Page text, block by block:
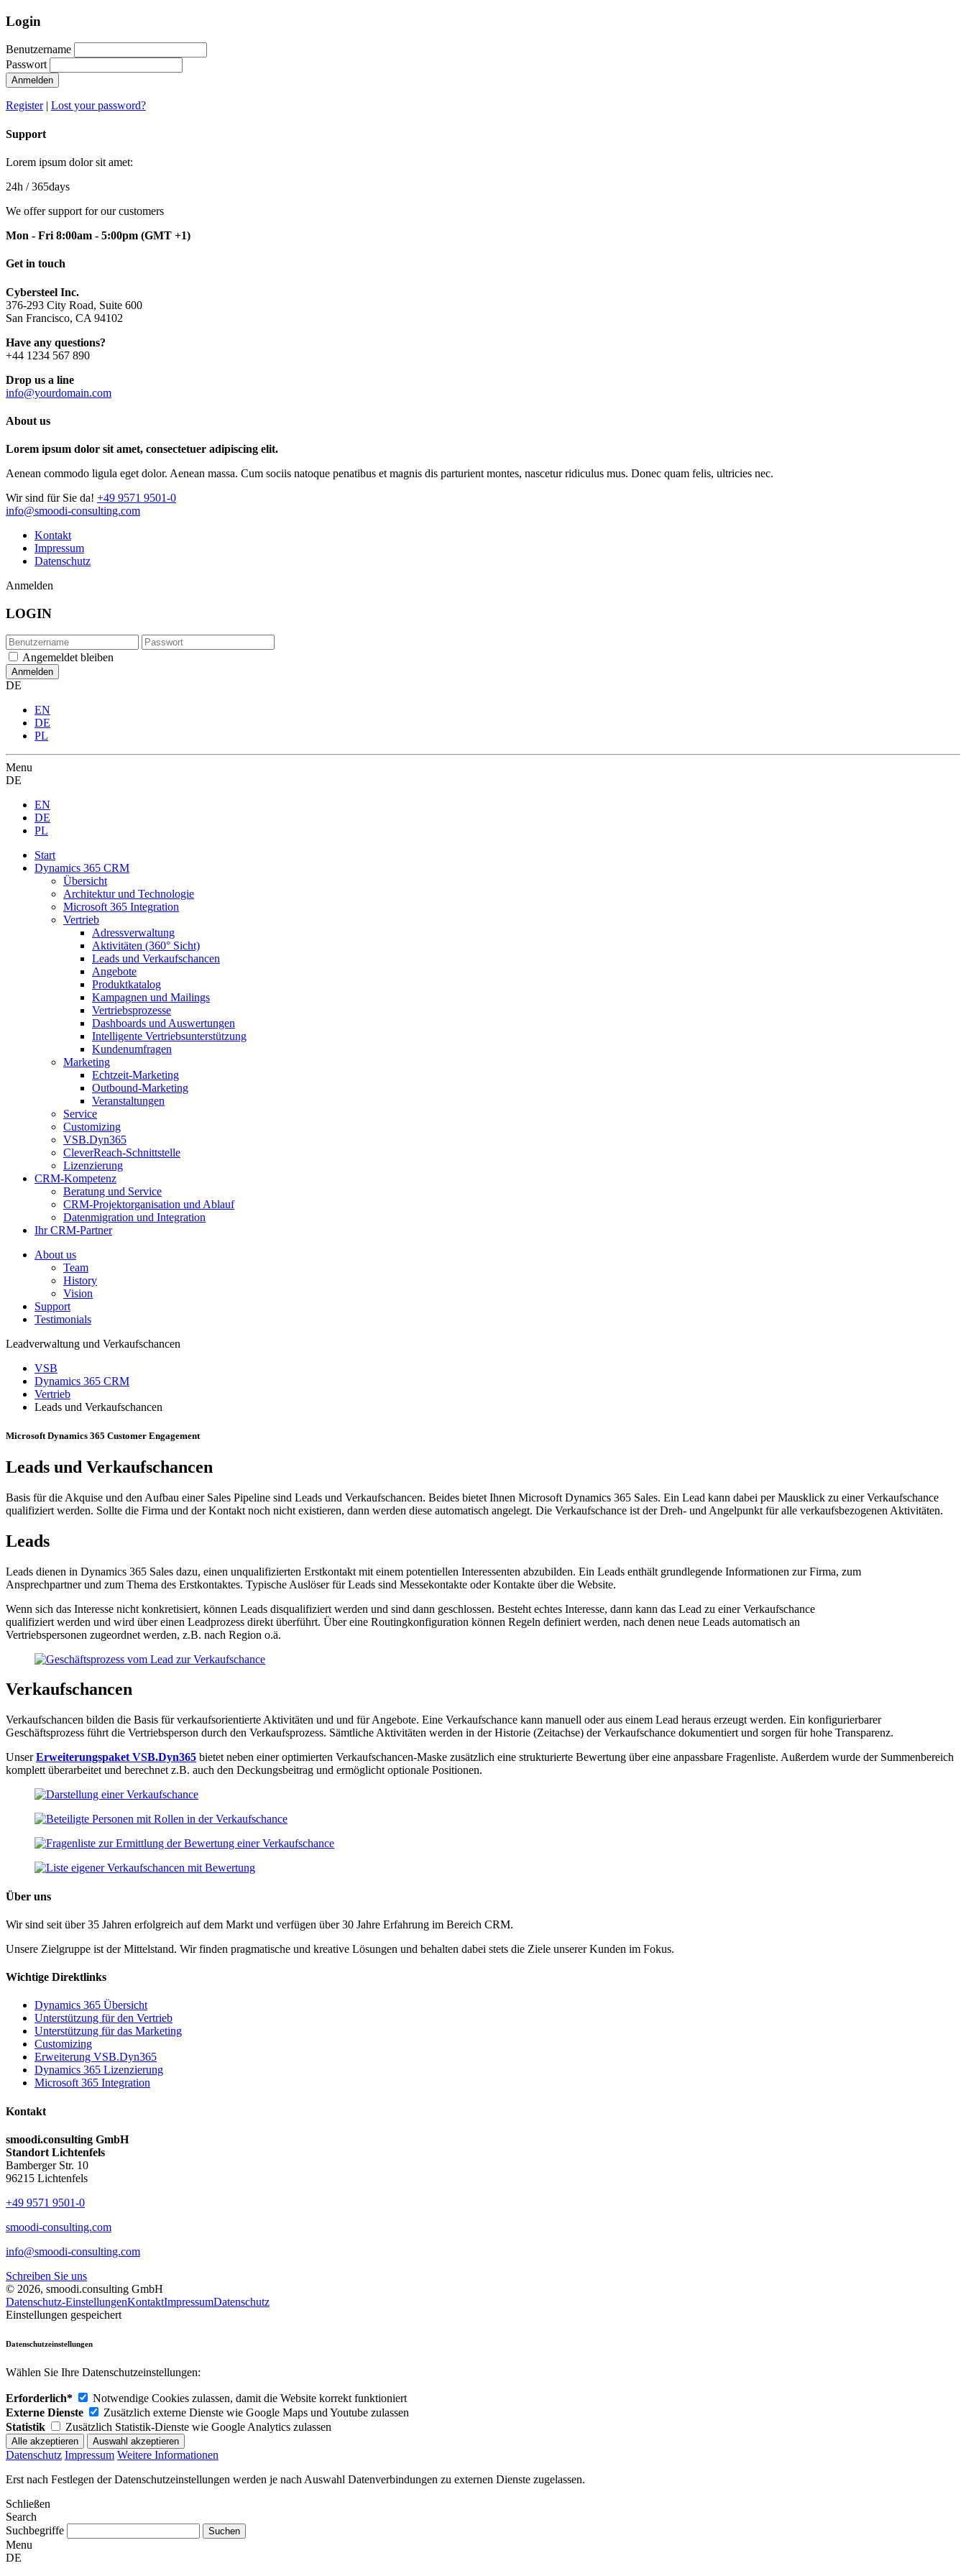
Login
Benutzername
Passwort
Anmelden
Register| Lost your password?
Support
Lorem ipsum dolor sit amet:
24h / 365days
We offer support for our customers
Mon - Fri 8:00am - 5:00pm (GMT +1)
Get in touch
Cybersteel Inc.
376-293 City Road, Suite 600
San Francisco, CA 94102
Have any questions?
+44 1234 567 890
Drop us a line
info@yourdomain.com
About us
Lorem ipsum dolor sit amet, consectetuer adipiscing elit.
Aenean commodo ligula eget dolor. Aenean massa. Cum sociis natoque penatibus et magnis dis parturient montes, nascetur ridiculus mus. Donec quam felis, ultricies nec.
Wir sind für Sie da! +49 9571 9501-0
info@smoodi-consulting.com
Kontakt
Impressum
Datenschutz
Anmelden
LOGIN
Angemeldet bleiben
DE
EN
DE
PL
Menu
DE
EN
DE
PL
Start
Dynamics 365 CRM
Übersicht
Architektur und Technologie
Microsoft 365 Integration
Vertrieb
Adressverwaltung
Aktivitäten (360° Sicht)
Leads und Verkaufschancen
Angebote
Produktkatalog
Kampagnen und Mailings
Vertriebsprozesse
Dashboards und Auswertungen
Intelligente Vertriebsunterstützung
Kundenumfragen
Marketing
Echtzeit-Marketing
Outbound-Marketing
Veranstaltungen
Service
Customizing
VSB.Dyn365
CleverReach-Schnittstelle
Lizenzierung
CRM-Kompetenz
Beratung und Service
CRM-Projektorganisation und Ablauf
Datenmigration und Integration
Ihr CRM-Partner
About us
Team
History
Vision
Support
Testimonials
Leadverwaltung und Verkaufschancen
VSB
Dynamics 365 CRM
Vertrieb
Leads und Verkaufschancen
Microsoft Dynamics 365 Customer Engagement
Leads und Verkaufschancen
Basis für die Akquise und den Aufbau einer Sales Pipeline sind Leads und Verkaufschancen. Beides bietet Ihnen Microsoft Dynamics 365 Sales. Ein Lead kann dabei per Mausklick zu einer Verkaufschance
qualifiziert werden. Sollte die Firma und der Kontakt noch nicht existieren, dann werden diese automatisch angelegt. Die Verkaufschance ist der Dreh- und Angelpunkt für alle verkaufsbezogenen Aktivitäten.
Leads
Leads dienen in Dynamics 365 Sales dazu, einen unqualifizierten Erstkontakt mit einem potentiellen Interessenten abzubilden. Ein Leads enthält grundlegende Informationen zur Firma, zum
Ansprechpartner und zum Thema des Erstkontaktes. Typische Auslöser für Leads sind Messekontakte oder Kontakte über die Website.
Wenn sich das Interesse nicht konkretisiert, können Leads disqualifiziert werden und sind dann geschlossen. Besteht echtes Interesse, dann kann das Lead zu einer Verkaufschance
qualifiziert werden und wird über einen Leadprozess direkt überführt. Über eine Routingkonfiguration können Regeln definiert werden, nach denen neue Leads automatisch an
Vertriebspersonen zugeordnet werden, z.B. nach Region o.ä.
Verkaufschancen
Verkaufschancen bilden die Basis für verkaufsorientierte Aktivitäten und und für Angebote. Eine Verkaufschance kann manuell oder aus einem Lead heraus erzeugt werden. Ein konfigurierbarer
Geschäftsprozess führt die Vertriebsperson durch den Verkaufsprozess. Sämtliche Aktivitäten werden in der Historie (Zeitachse) der Verkaufschance dokumentiert und sorgen für hohe Transparenz.
UnserErweiterungspaket VSB.Dyn365 bietet neben einer optimierten Verkaufschancen-Maske zusätzlich eine strukturierte Bewertung über eine anpassbare Fragenliste. Außerdem wurde der Summenbereich
komplett überarbeitet und berechnet z.B. auch den Deckungsbeitrag und ermöglicht optionale Positionen.
Über uns
Wir sind seit über 35 Jahren erfolgreich auf dem Markt und verfügen über 30 Jahre Erfahrung im Bereich CRM.
Unsere Zielgruppe ist der Mittelstand. Wir finden pragmatische und kreative Lösungen und behalten dabei stets die Ziele unserer Kunden im Fokus.
Wichtige Direktlinks
Dynamics 365 Übersicht
Unterstützung für den Vertrieb
Unterstützung für das Marketing
Customizing
Erweiterung VSB.Dyn365
Dynamics 365 Lizenzierung
Microsoft 365 Integration
Kontakt
smoodi.consulting GmbH
Standort Lichtenfels
Bamberger Str. 10
96215 Lichtenfels
+49 9571 9501-0
smoodi-consulting.com
info@smoodi-consulting.com
Schreiben Sie uns
© 2026, smoodi.consulting GmbH
Datenschutz-EinstellungenKontaktImpressumDatenschutz
Einstellungen gespeichert
Datenschutzeinstellungen
Wählen Sie Ihre Datenschutzeinstellungen:
Erforderlich*
Notwendige Cookies zulassen, damit die Website korrekt funktioniert
Externe Dienste
Zusätzlich externe Dienste wie Google Maps und Youtube zulassen
Statistik
Zusätzlich Statistik-Dienste wie Google Analytics zulassen
Datenschutz Impressum Weitere Informationen
Erst nach Festlegen der Datenschutzeinstellungen werden je nach Auswahl Datenverbindungen zu externen Dienste zugelassen.
Schließen
Search
Suchbegriffe
Menu
DE